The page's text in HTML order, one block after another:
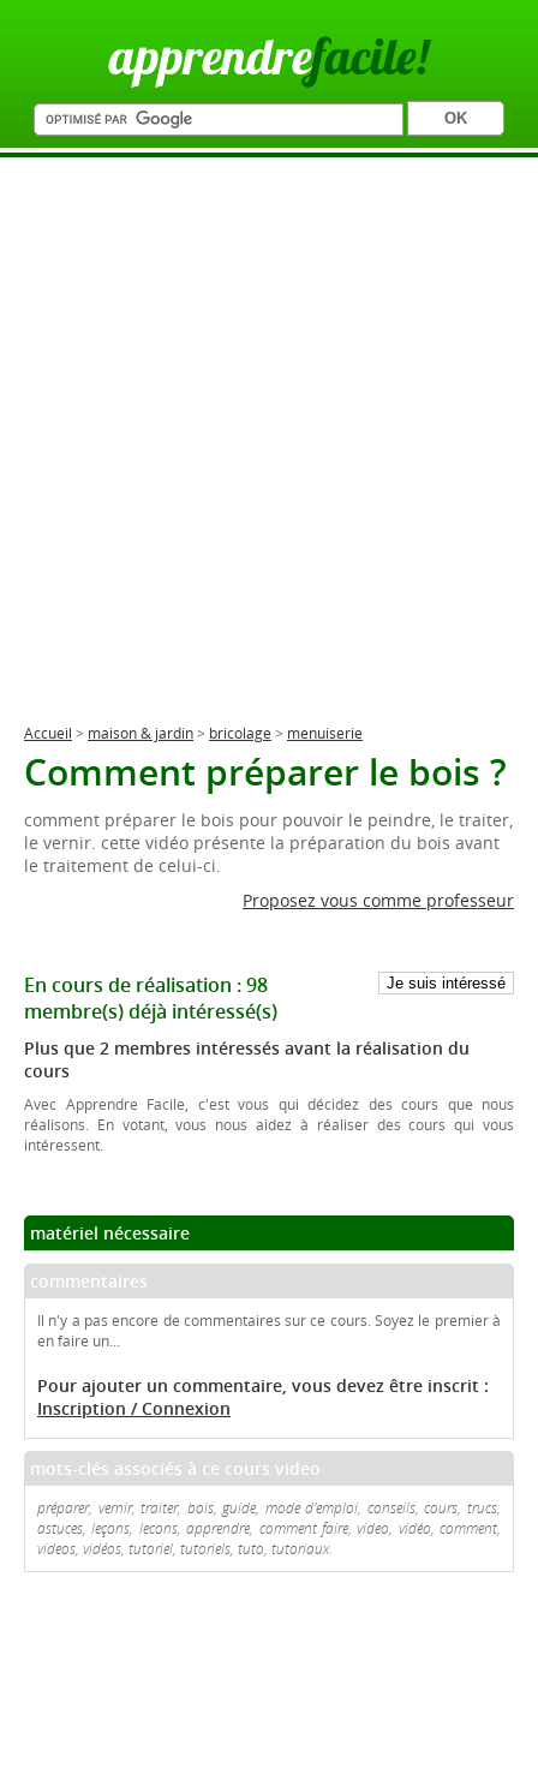
apprendrefacile!
Accueil > maison & jardin> bricolage > menuiserie
Comment préparer le bois ?
comment préparer le bois pour pouvoir le peindre, le traiter,
le vernir. cette vidéo présente la préparation du bois avant
le traitement de celui-ci.
Proposez vous comme professeur
En cours de réalisation :98
membre(s)déjà intéressé(s)
Plus que 2 membres intéressés avant la réalisation du
cours
Avec Apprendre Facile, c'est vous qui décidez des cours que nous
réalisons. En votant, vous nous aidez à réaliser des cours qui vous
intéressent.
matériel nécessaire
commentaires
Il n'y a pas encore de commentaires sur ce cours. Soyez le premier à
en faire un...
Pour ajouter un commentaire, vous devez être inscrit :
Inscription / Connexion
mots-clés associés à ce cours video
préparer, vernir, traiter, bois, guide, mode d'emploi, conseils, cours, trucs,
astuces, leçons, lecons, apprendre, comment faire, video, vidéo, comment,
videos, vidéos, tutoriel, tutoriels, tuto, tutoriaux.